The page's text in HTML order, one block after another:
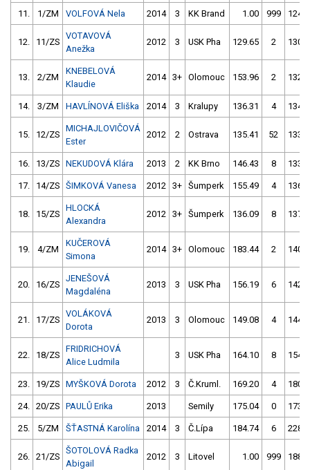
11. 1/ZM VOLFOVÁ Nela 2014 3 KK Brand 1.00 999
12. 11/ZS
VOTAVOVÁ
Anežka
2012 3 USK Pha 129.65 2
13. 2/ZM
KNEBELOVÁ
Klaudie
2014 3+ Olomouc 153.96 2
14. 3/ZM HAVLÍNOVÁ Eliška 2014 3 Kralupy 136.31 4
15. 12/ZS
MICHAJLOVIČOVÁ
Ester
2012 2 Ostrava 135.41 52
16. 13/ZS NEKUDOVÁ Klára 2013 2 KK Brno 146.43 8
17. 14/ZS ŠIMKOVÁ Vanesa 2012 3+ Šumperk 155.49 4
18. 15/ZS
HLOCKÁ
Alexandra
2012 3+ Šumperk 136.09 8
19. 4/ZM
KUČEROVÁ
Simona
2014 3+ Olomouc 183.44 2
20. 16/ZS
JENEŠOVÁ
Magdaléna
2013 3 USK Pha 156.19 6
21. 17/ZS
VOLÁKOVÁ
Dorota
2013 3 Olomouc 149.08 4
22. 18/ZS
FRIDRICHOVÁ
Alice Ludmila
3 USK Pha 164.10 8
23. 19/ZS MYŠKOVÁ Dorota 2012 3 Č.Kruml. 169.20 4
24. 20/ZS PAULŮ Erika 2013 Semily 175.04 0
25. 5/ZM ŠŤASTNÁ Karolína 2014 3 Č.Lípa 184.74 6
26. 21/ZS
ŠOTOLOVÁ Radka
Abigail
2012 3 Litovel 1.00 999